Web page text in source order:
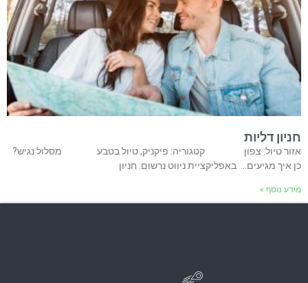
חניון דליות
אזור טיול: צפון קטגוריה: פיקניק, טיול בטבע מסלול נגיש?
כן איך מגיעים… באפליקציית ניווט נרשום: חניון
מידע נוסף »